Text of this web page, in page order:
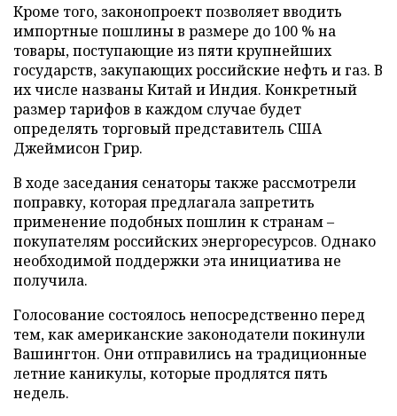
Кроме того, законопроект позволяет вводить
импортные пошлины в размере до 100 % на
товары, поступающие из пяти крупнейших
государств, закупающих российские нефть и газ. В
их числе названы Китай и Индия. Конкретный
размер тарифов в каждом случае будет
определять торговый представитель США
Джеймисон Грир.
В ходе заседания сенаторы также рассмотрели
поправку, которая предлагала запретить
применение подобных пошлин к странам –
покупателям российских энергоресурсов. Однако
необходимой поддержки эта инициатива не
получила.
Голосование состоялось непосредственно перед
тем, как американские законодатели покинули
Вашингтон. Они отправились на традиционные
летние каникулы, которые продлятся пять
недель.